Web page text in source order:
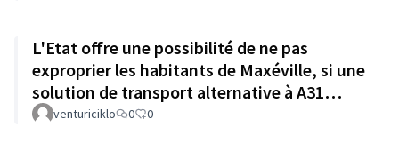
L'Etat offre une possibilité de ne pas
exproprier les habitants de Maxéville, si une
solution de transport alternative à A31
réduit de le trafic local
venturiciklo 0 0